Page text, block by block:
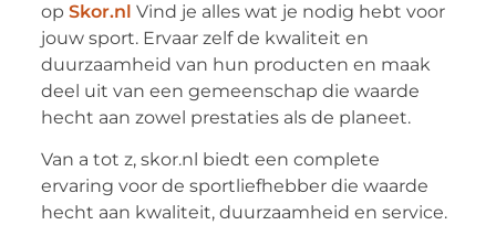
op Skor.nl Vind je alles wat je nodig hebt voor
jouw sport. Ervaar zelf de kwaliteit en
duurzaamheid van hun producten en maak
deel uit van een gemeenschap die waarde
hecht aan zowel prestaties als de planeet.
Van a tot z, skor.nl biedt een complete
ervaring voor de sportliefhebber die waarde
hecht aan kwaliteit, duurzaamheid en service.